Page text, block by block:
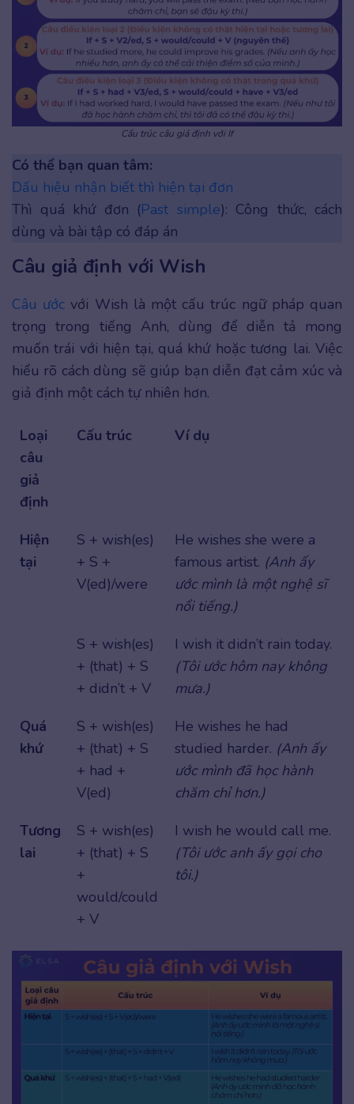
Cấu trúc câu giả định với If
Có thể bạn quan tâm:
Dấu hiệu nhận biết thì hiện tại đơn
Thì quá khứ đơn (Past simple): Công thức, cách
dùng và bài tập có đáp án
Câu giả định với Wish
Câu ước với Wish là một cấu trúc ngữ pháp quan
trọng trong tiếng Anh, dùng để diễn tả mong
muốn trái với hiện tại, quá khứ hoặc tương lai. Việc
hiểu rõ cách dùng sẽ giúp bạn diễn đạt cảm xúc và
giả định một cách tự nhiên hơn.
Loại
câu
giả
định
Cấu trúc Ví dụ
Hiện
tại
S + wish(es)
+ S +
V(ed)/were
He wishes she were a
famous artist. (Anh ấy
ước mình là một nghệ sĩ
nổi tiếng.)
S + wish(es)
+ (that) + S
+ didn’t + V
I wish it didn’t rain today.
(Tôi ước hôm nay không
mưa.)
Quá
khứ
S + wish(es)
+ (that) + S
+ had +
V(ed)
He wishes he had
studied harder. (Anh ấy
ước mình đã học hành
chăm chỉ hơn.)
Tương
lai
S + wish(es)
+ (that) + S
+
would/could
+ V
I wish he would call me.
(Tôi ước anh ấy gọi cho
tôi.)